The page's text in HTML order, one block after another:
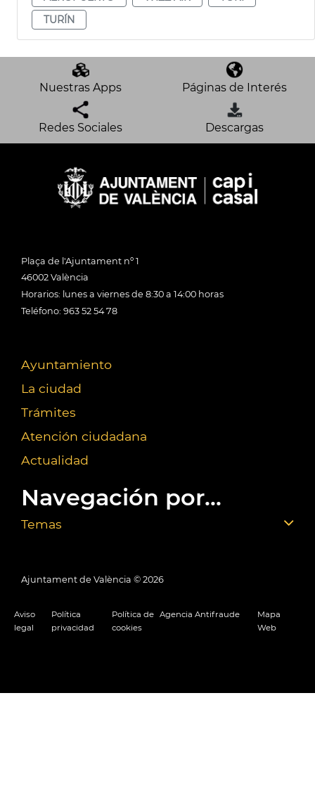
TURÍN
Nuestras Apps Páginas de Interés
Redes Sociales Descargas
Plaça de l'Ajuntament nº 1
46002 València
Horarios: lunes a viernes de 8:30 a 14:00 horas
Teléfono: 963 52 54 78
Ayuntamiento
La ciudad
Trámites
Atención ciudadana
Actualidad
Navegación por...
Temas
Ajuntament de València © 2026
Aviso
legal
Política
privacidad
Política de
cookies
Agencia Antifraude
Mapa
Web